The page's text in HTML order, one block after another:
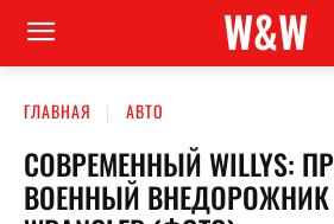
W&W
ГЛАВНАЯ АВТО
СОВРЕМЕННЫЙ WILLYS:
ВОЕННЫЙ ВНЕДОРОЖНИК